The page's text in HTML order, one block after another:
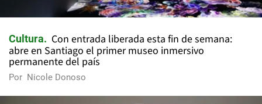
Cultura
Con entrada liberada esta fin de semana:
abre en Santiago el primer museo inmersivo
permanente del país
Por Nicole Donoso